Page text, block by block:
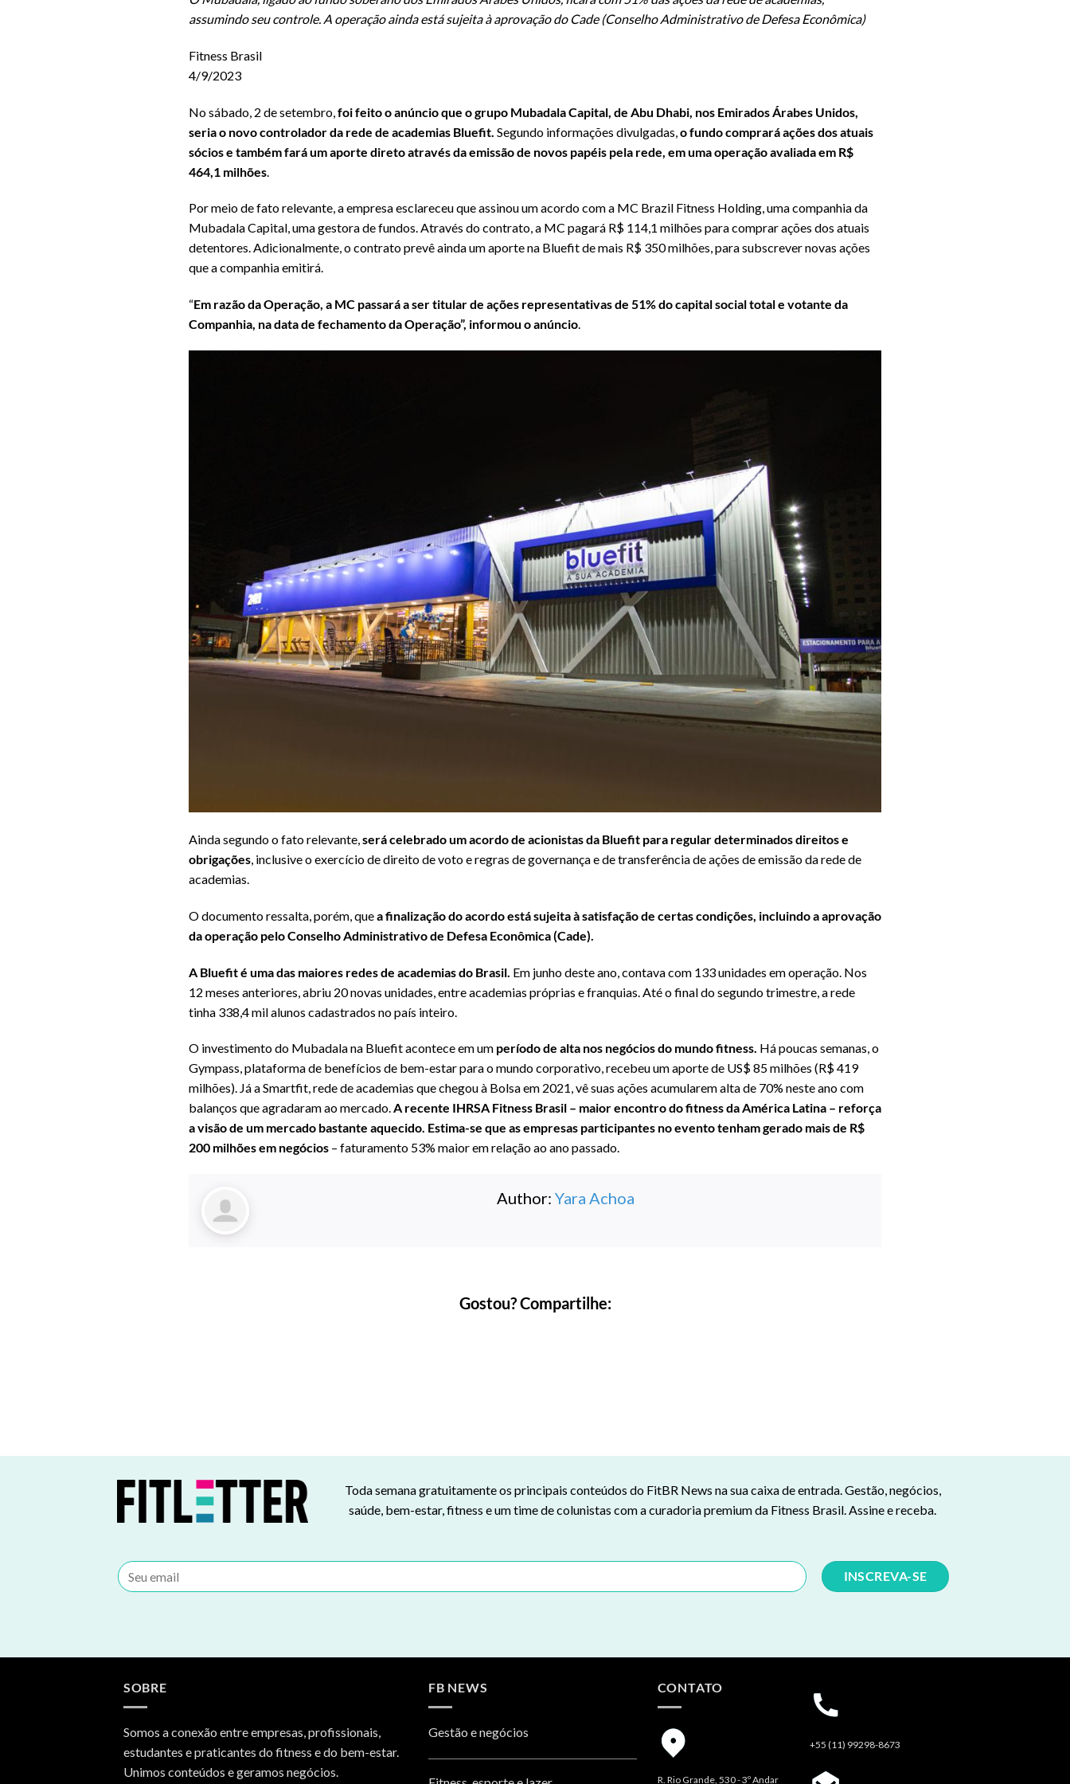
assumindo seu controle. A operação ainda está sujeita à aprovação do Cade (Conselho Administrativo de Defesa Econômica)
Fitness Brasil
4/9/2023
No sábado, 2 de setembro, foi feito o anúncio que o grupo Mubadala Capital, de Abu Dhabi, nos Emirados Árabes Unidos,
seria o novo controlador da rede de academias Bluefit. Segundo informações divulgadas, o fundo comprará ações dos atuais
sócios e também fará um aporte direto através da emissão de novos papéis pela rede, em uma operação avaliada em R$
464,1 milhões
Por meio de fato relevante, a empresa esclareceu que assinou um acordo com a MC Brazil Fitness Holding, uma companhia da
Mubadala Capital, uma gestora de fundos. Através do contrato, a MC pagará R$ 114,1 milhões para comprar ações dos atuais
detentores. Adicionalmente, o contrato prevê ainda um aporte na Bluefit de mais R$ 350 milhões, para subscrever novas ações
que a companhia emitirá.
“Em razão da Operação, a MC passará a ser titular de ações representativas de 51% do capital social total e votante da
Companhia, na data de fechamento da Operação”, informou o anúncio.
Ainda segundo o fato relevante,será celebrado um acordo de acionistas da Bluefit para regular determinados direitos e
obrigações, inclusive o exercício de direito de voto e regras de governança e de transferência de ações de emissão da rede de
academias.
O documento ressalta, porém, quea finalização do acordo está sujeita à satisfação de certas condições, incluindo a aprovação
da operação pelo Conselho Administrativo de Defesa Econômica (Cade).
A Bluefit é uma das maiores redes de academias do Brasil. Em junho deste ano, contava com 133 unidades em operação. Nos
12 meses anteriores, abriu 20 novas unidades, entre academias próprias e franquias. Até o final do segundo trimestre, a rede
tinha 338,4 mil alunos cadastrados no país inteiro.
O investimento do Mubadala na Bluefit acontece em um período de alta nos negócios do mundo fitness. Há poucas semanas, o
Gympass, plataforma de benefícios de bem-estar para o mundo corporativo, recebeu um aporte de US$ 85 milhões (R$ 419
milhões). Já a Smartfit, rede de academias que chegou à Bolsa em 2021, vê suas ações acumularem alta de 70% neste ano com
balanços que agradaram ao mercado.A recente IHRSA Fitness Brasil – maior encontro do fitness da América Latina – reforça
a visão de um mercado bastante aquecido. Estima-se que as empresas participantes no evento tenham gerado mais de R$
200 milhões em negócios – faturamento 53% maior em relação ao ano passado.
Author: Yara Achoa
Gostou? Compartilhe:
Toda semana gratuitamente os principais conteúdos do FitBR News na sua caixa de entrada. Gestão, negócios,
saúde, bem-estar, fitness e um time de colunistas com a curadoria premium da Fitness Brasil. Assine e receba.
SOBRE
Somos a conexão entre empresas, profissionais,
estudantes e praticantes do fitness e do bem-estar.
Unimos conteúdos e geramos negócios.
FB NEWS
Gestão e negócios
CONTATO
R. Rio Grande, 530 - 3º Andar
+55 (11) 99298-8673